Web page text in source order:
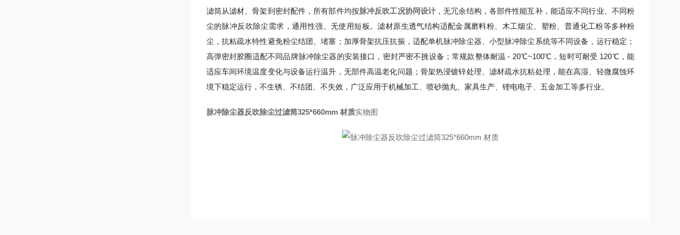
滤筒从滤材、骨架到密封配件，所有部件均按脉冲反吹工况协同设计 ，无冗余结构，各部件性能互补，能适应不同行业、不同粉
尘的脉冲反吹除尘需求，通用性强、无使用短板。滤材原生透气结构适配金属磨料粉、木工烟尘、塑粉、普通化工粉等多种粉
尘，抗粘疏水特性避免粉尘结团、堵塞；加厚骨架抗压抗振，适配单机脉冲除尘器、小型脉冲除尘系统等不同设备，运行稳定；
高弹密封胶圈适配不同品牌脉冲除尘器的安装接口，密封严密不挑设备；常规款整体耐温 - 20℃~100℃，短时可耐受 120℃，能
适应车间环境温度变化与设备运行温升，无部件高温老化问题；骨架热浸镀锌处理、滤材疏水抗粘处理，能在高湿、轻微腐蚀环
境下稳定运行，不生锈、不结团、不失效，广泛应用于机械加工、喷砂抛丸、家具生产、锂电电子、五金加工等多行业。
脉冲除尘器反吹除尘过滤筒325*660mm 材质实物图